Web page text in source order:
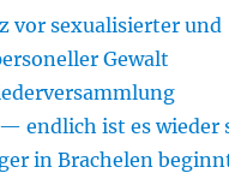
vor sexualisierter und
Gewalt
— endlich ist es wieder
in Brachelen